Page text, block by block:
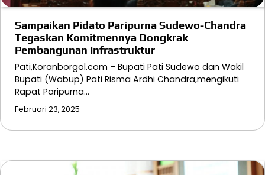
Sampaikan Pidato Paripurna Sudewo-Chandra
Tegaskan Komitmennya Dongkrak
Pembangunan Infrastruktur
Pati,Koranborgol.com – Bupati Pati Sudewo dan Wakil
Bupati (Wabup) Pati Risma Ardhi Chandra,mengikuti
Rapat Paripurna…
Februari 23, 2025